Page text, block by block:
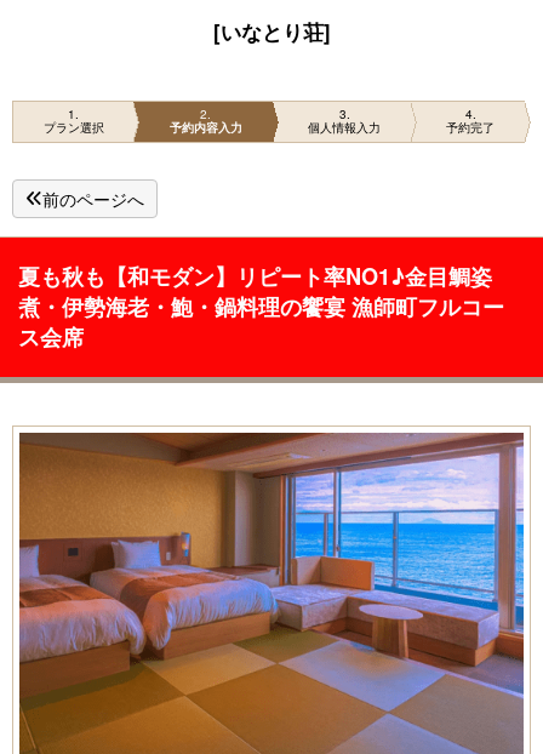
[いなとり荘]
1
プラン選択
2
予約内容入力
3
個人情報入力
4
予約完了
前のページへ
夏も秋も【和モダン】リピート率NO1♪金目鯛姿
煮・伊勢海老・鮑・鍋料理の饗宴 漁師町フルコー
ス会席